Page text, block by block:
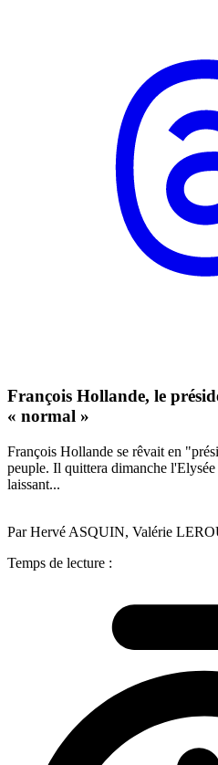
François Hollande, le
« normal »
François Hollande se rêvait en
peuple. Il quittera dimanche
laissant...
Par Hervé ASQUIN, Valérie
Temps de lecture :